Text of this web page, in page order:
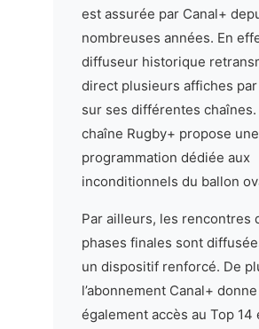
est assurée par Canal+
nombreuses années. En
diffuseur historique
direct plusieurs affiches
sur ses différentes chaînes.
chaîne Rugby+ propose une
programmation dédiée aux
inconditionnels du ballon
Par ailleurs, les rencontres
phases finales sont
un dispositif renforcé. De
l’abonnement Canal+ donne
également accès au Top 14